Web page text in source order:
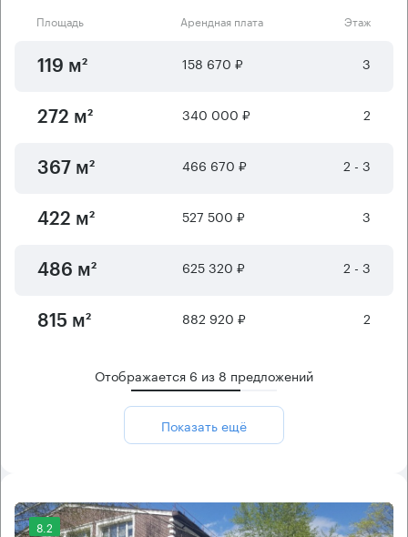
Площадь Арендная плата Этаж
119 м² 158 670 ₽ 3
272 м² 340 000 ₽ 2
367 м² 466 670 ₽ 2 - 3
422 м² 527 500 ₽ 3
486 м² 625 320 ₽ 2 - 3
815 м² 882 920 ₽ 2
Отображается 6 из 8 предложений
Показать ещё
8.2